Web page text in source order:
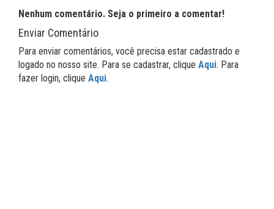
Nenhum comentário. Seja o primeiro a comentar!
Enviar Comentário
Para enviar comentários, você precisa estar cadastrado e
logado no nosso site. Para se cadastrar, clique Aqui. Para
fazer login, clique Aqui.